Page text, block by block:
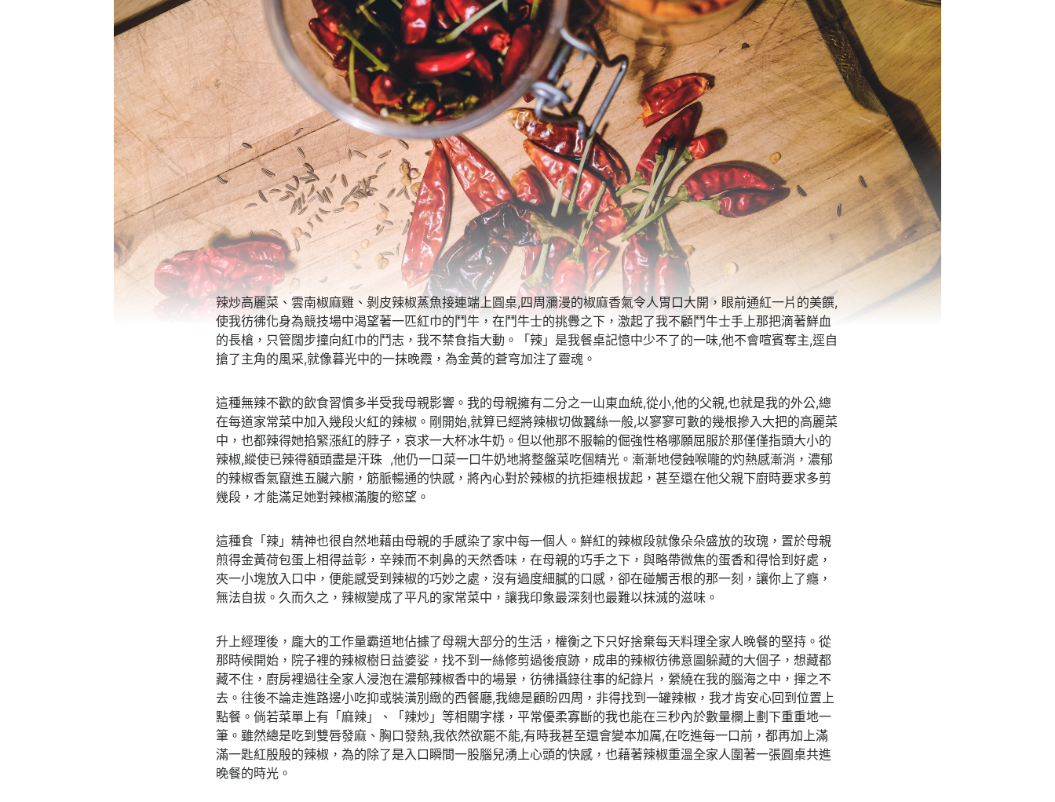
辣炒高麗菜、雲南椒麻雞、剝皮辣椒蒸魚接連端上圓桌,四周瀰漫的椒麻香氣令人胃口大開，眼前通紅一片的美饌,
使我彷彿化身為競技場中渴望著一匹紅巾的鬥牛，在鬥牛士的挑釁之下，激起了我不顧鬥牛士手上那把滴著鮮血
的長槍，只管闊步撞向紅巾的鬥志，我不禁食指大動。「辣」是我餐桌記憶中少不了的一味,他不會喧賓奪主,逕自
搶了主角的風采,就像暮光中的一抹晚霞，為金黃的蒼穹加注了靈魂。
這種無辣不歡的飲食習慣多半受我母親影響。我的母親擁有二分之一山東血統,從小,他的父親,也就是我的外公,總
在每道家常菜中加入幾段火紅的辣椒。剛開始,就算已經將辣椒切做蠶絲一般,以寥寥可數的幾根摻入大把的高麗菜
中，也都辣得她掐緊漲紅的脖子，哀求一大杯冰牛奶。但以他那不服輸的倔強性格哪願屈服於那僅僅指頭大小的
辣椒,縱使已辣得額頭盡是汗珠 ,他仍一口菜一口牛奶地將整盤菜吃個精光。漸漸地侵蝕喉嚨的灼熱感漸消，濃郁
的辣椒香氣竄進五臟六腑，筋脈暢通的快感，將內心對於辣椒的抗拒連根拔起，甚至還在他父親下廚時要求多剪
幾段，才能滿足她對辣椒滿腹的慾望。
這種食「辣」精神也很自然地藉由母親的手感染了家中每一個人。鮮紅的辣椒段就像朵朵盛放的玫瑰，置於母親
煎得金黃荷包蛋上相得益彰，辛辣而不刺鼻的天然香味，在母親的巧手之下，與略帶微焦的蛋香和得恰到好處，
夾一小塊放入口中，便能感受到辣椒的巧妙之處，沒有過度細膩的口感，卻在碰觸舌根的那一刻，讓你上了癮，
無法自拔。久而久之，辣椒變成了平凡的家常菜中，讓我印象最深刻也最難以抹滅的滋味。
升上經理後，龐大的工作量霸道地佔據了母親大部分的生活，權衡之下只好捨棄每天料理全家人晚餐的堅持。從
那時候開始，院子裡的辣椒樹日益婆娑，找不到一絲修剪過後痕跡，成串的辣椒彷彿意圖躲藏的大個子，想藏都
藏不住，廚房裡過往全家人浸泡在濃郁辣椒香中的場景，彷彿攝錄往事的紀錄片，縈繞在我的腦海之中，揮之不
去。往後不論走進路邊小吃抑或裝潢別緻的西餐廳,我總是顧盼四周，非得找到一罐辣椒，我才肯安心回到位置上
點餐。倘若菜單上有「麻辣」、「辣炒」等相關字樣，平常優柔寡斷的我也能在三秒內於數量欄上劃下重重地一
筆。雖然總是吃到雙唇發麻、胸口發熱,我依然欲罷不能,有時我甚至還會變本加厲,在吃進每一口前，都再加上滿
滿一匙紅殷殷的辣椒，為的除了是入口瞬間一股腦兒湧上心頭的快感，也藉著辣椒重溫全家人圍著一張圓桌共進
晚餐的時光。